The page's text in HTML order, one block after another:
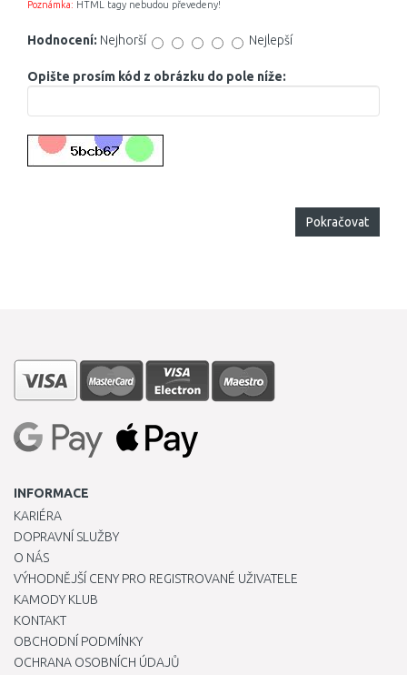
Poznámka: HTML tagy nebudou převedeny!
Hodnocení: Nejhorší Nejlepší
Opište prosím kód z obrázku do pole níže:
Pokračovat
INFORMACE
KARIÉRA
DOPRAVNÍ SLUŽBY
O NÁS
VÝHODNĚJŠÍ CENY PRO REGISTROVANÉ UŽIVATELE
KAMODY KLUB
KONTAKT
OBCHODNÍ PODMÍNKY
OCHRANA OSOBNÍCH ÚDAJŮ